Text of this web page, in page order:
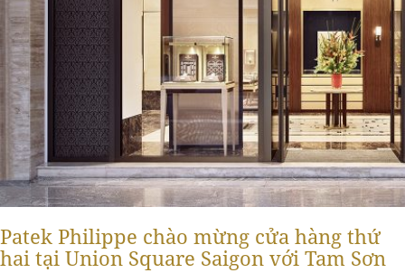
Patek Philippe chào mừng cửa hàng thứ
hai tại Union Square Saigon với Tam Sơn